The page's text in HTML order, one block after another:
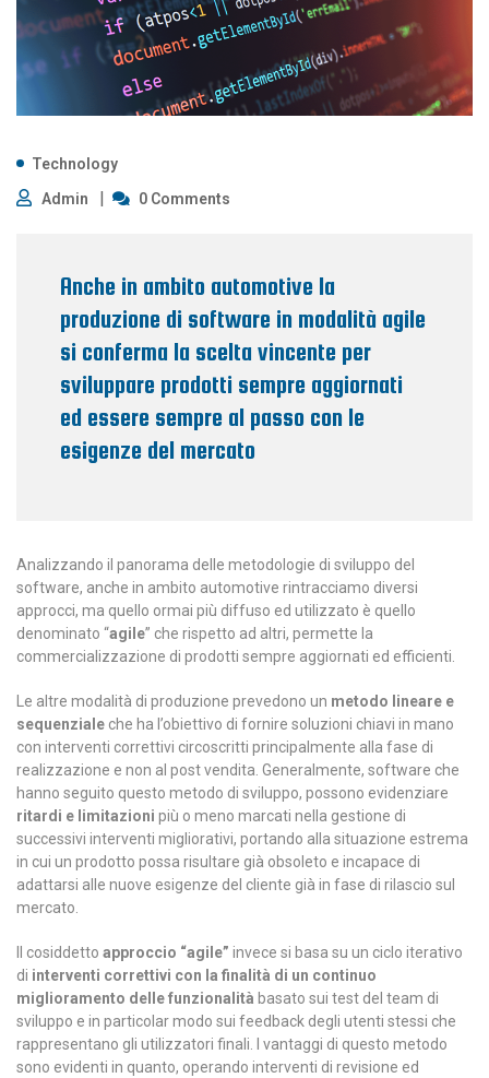
Technology
Admin 0 Comments
Anche in ambito automotive la
produzione di software in modalità agile
si conferma la scelta vincente per
sviluppare prodotti sempre aggiornati
ed essere sempre al passo con le
esigenze del mercato
Analizzando il panorama delle metodologie di sviluppo del
software, anche in ambito automotive rintracciamo diversi
approcci, ma quello ormai più diffuso ed utilizzato è quello
denominato “agile” che rispetto ad altri, permette la
commercializzazione di prodotti sempre aggiornati ed efficienti.
Le altre modalità di produzione prevedono un metodo lineare e
sequenziale che ha l’obiettivo di fornire soluzioni chiavi in mano
con interventi correttivi circoscritti principalmente alla fase di
realizzazione e non al post vendita. Generalmente, software che
hanno seguito questo metodo di sviluppo, possono evidenziare
ritardi e limitazioni più o meno marcati nella gestione di
successivi interventi migliorativi, portando alla situazione estrema
in cui un prodotto possa risultare già obsoleto e incapace di
adattarsi alle nuove esigenze del cliente già in fase di rilascio sul
mercato.
Il cosiddetto approccio “agile” invece si basa su un ciclo iterativo
di interventi correttivi con la finalità di un continuo
miglioramento delle funzionalità basato sui test del team di
sviluppo e in particolar modo sui feedback degli utenti stessi che
rappresentano gli utilizzatori finali. I vantaggi di questo metodo
sono evidenti in quanto, operando interventi di revisione ed